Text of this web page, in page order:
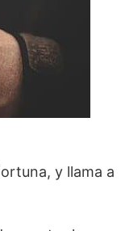
y llama a